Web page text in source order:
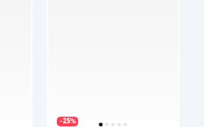
−25%